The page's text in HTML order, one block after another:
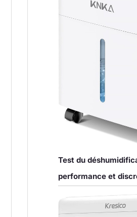
Test du
performance et